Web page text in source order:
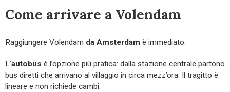
Come arrivare a Volendam
Raggiungere Volendam da Amsterdam è immediato.
L’autobus è l’opzione più pratica: dalla stazione centrale partono
bus diretti che arrivano al villaggio in circa mezz’ora. Il tragitto è
lineare e non richiede cambi.